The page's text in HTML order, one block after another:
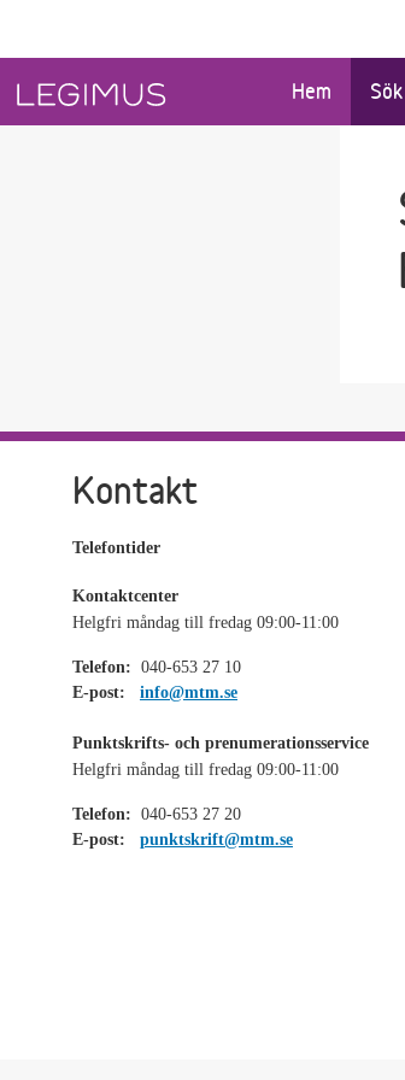
Hem Sök
Kontakt
Telefontider
Kontaktcenter
Helgfri måndag till fredag 09:00-11:00
Telefon: 040-653 27 10
E-post:
info@mtm.se
Punktskrifts- och prenumerationsservice
Helgfri måndag till fredag 09:00-11:00
Telefon: 040-653 27 20
E-post:
punktskrift@mtm.se